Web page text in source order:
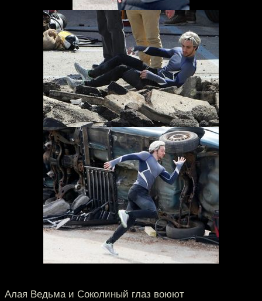
Алая Ведьма и Соколиный глаз воюют